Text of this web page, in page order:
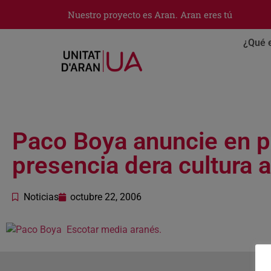
Nuestro proyecto es Aran. Aran eres tú
¿Qué
Paco Boya anuncie en
presencia dera cultura
Noticias octubre 22, 2006
Escotar media aranés.